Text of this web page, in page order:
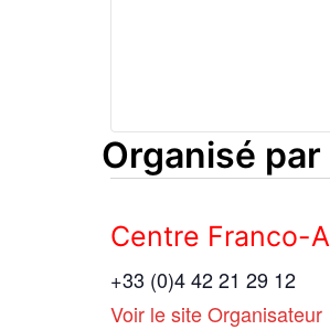
Organisé par
Centre Franco-
+33 (0)4 42 21 29 12
Voir le site Organisateur